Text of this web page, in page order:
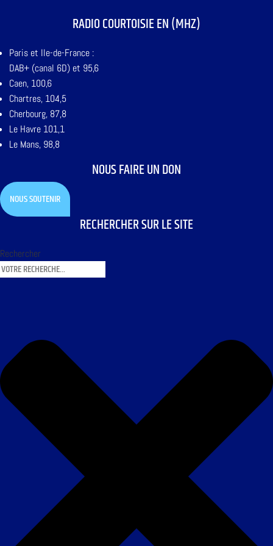
RADIO COURTOISIE EN (MHZ)
Paris et Ile-de-France :
DAB+ (canal 6D) et 95,6
Caen, 100,6
Chartres, 104,5
Cherbourg, 87,8
Le Havre 101,1
Le Mans, 98,8
NOUS FAIRE UN DON
NOUS SOUTENIR
RECHERCHER SUR LE SITE
Rechercher